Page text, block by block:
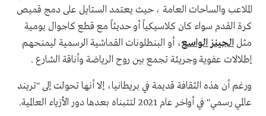
الملاعب والساحات العامة ، حيث يعتمد الستايل على دمج قميص
كرة القدم سواء كان كلاسيكياً أو حديثاً مع قطع كاجوال يومية
مثلالجينز الواسع، أو البنطلونات القماشية الرسمية ليمنحهم
إطلالات عفوية وجريئة تجمع بين روح الرياضة وأناقة الشارع .
ورغم أن هذه الثقافة قديمة في بريطانيا، إلا أنها تحولت إلى "تريند
عالمي رسمي" في أواخر عام 2021 لتتبناه بعدها دور الأزياء العالمية.